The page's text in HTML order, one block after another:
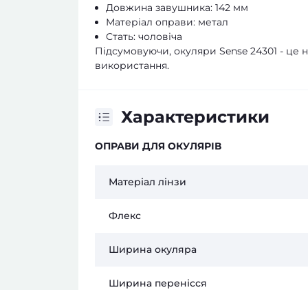
Довжина завушника: 142 мм
Матеріал оправи: метал
Стать: чоловіча
Підсумовуючи, окуляри Sense 24301 - це
використання.
Характеристики
ОПРАВИ ДЛЯ ОКУЛЯРІВ
Матеріал лінзи
Флекс
Ширина окуляра
Ширина перенісся